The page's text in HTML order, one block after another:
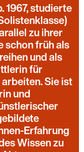
1967, studierte
zu ihrer
schon früh als
und als
für
Sie ist
und
Erfahrung
Wissen zu